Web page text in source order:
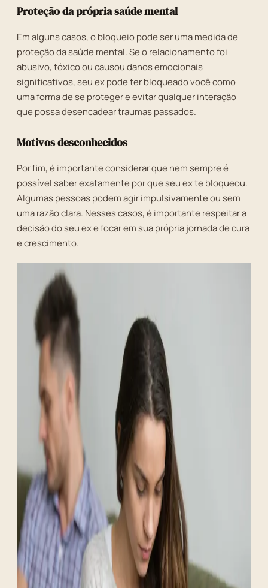
Proteção da própria saúde mental
Em alguns casos, o bloqueio pode ser uma medida de
proteção da saúde mental. Se o relacionamento foi
abusivo, tóxico ou causou danos emocionais
significativos, seu ex pode ter bloqueado você como
uma forma de se proteger e evitar qualquer interação
que possa desencadear traumas passados.
Motivos desconhecidos
Por fim, é importante considerar que nem sempre é
possível saber exatamente por que seu ex te bloqueou.
Algumas pessoas podem agir impulsivamente ou sem
uma razão clara. Nesses casos, é importante respeitar a
decisão do seu ex e focar em sua própria jornada de cura
e crescimento.